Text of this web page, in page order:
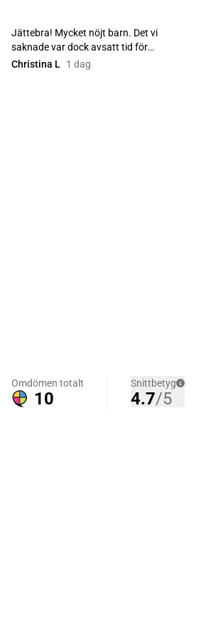
Jättebra! Mycket nöjt barn. Det vi
saknade var dock avsatt tid för
medhavd lunch. Hade räc...
Christina L 1 dag
Omdömen totalt
10
Snittbetyg
4.7/5